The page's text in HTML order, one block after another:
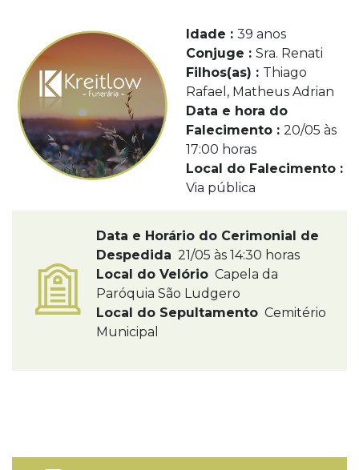
Idade : 39 anos
Conjuge : Sra. Renati
Filhos(as) : Thiago
Rafael, Matheus Adrian
Data e hora do
Falecimento : 20/05 às
17:00 horas
Local do Falecimento :
Via pública
Data e Horário do Cerimonial de
Despedida 21/05 às 14:30 horas
Local do Velório Capela da
Paróquia São Ludgero
Local do Sepultamento Cemitério
Municipal